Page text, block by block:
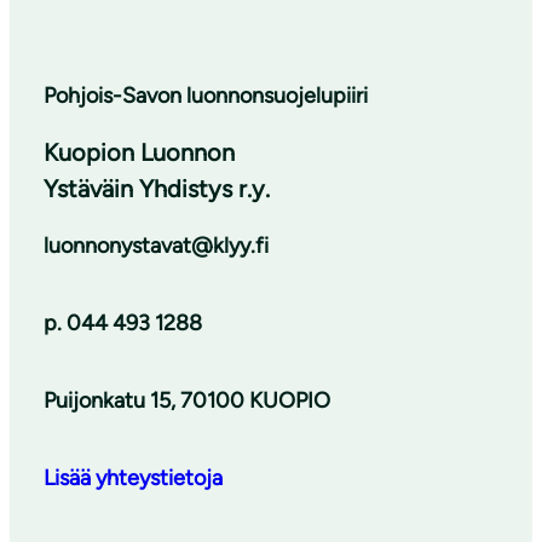
Pohjois-Savon luonnonsuojelupiiri
Kuopion Luonnon
Ystäväin Yhdistys r.y.
luonnonystavat@klyy.fi
p. 044 493 1288
Puijonkatu 15, 70100 KUOPIO
Lisää yhteystietoja